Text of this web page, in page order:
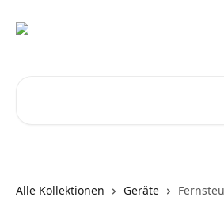
Alle Kollektionen Geräte